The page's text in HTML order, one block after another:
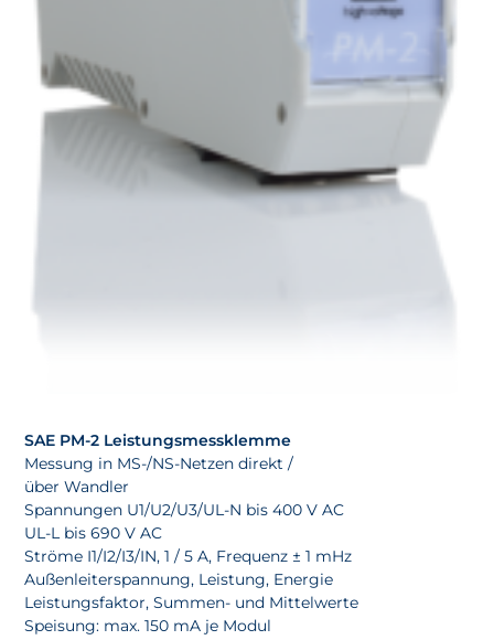
SAE PM-2 Leistungsmessklemme
Messung in MS-/NS-Netzen direkt /
über Wandler
Spannungen U1/U2/U3/UL-N bis 400 V AC
UL-L bis 690 V AC
Ströme I1/I2/I3/IN, 1 / 5 A, Frequenz ± 1 mHz
Außenleiterspannung, Leistung, Energie
Leistungsfaktor, Summen- und Mittelwerte
Speisung: max. 150 mA je Modul